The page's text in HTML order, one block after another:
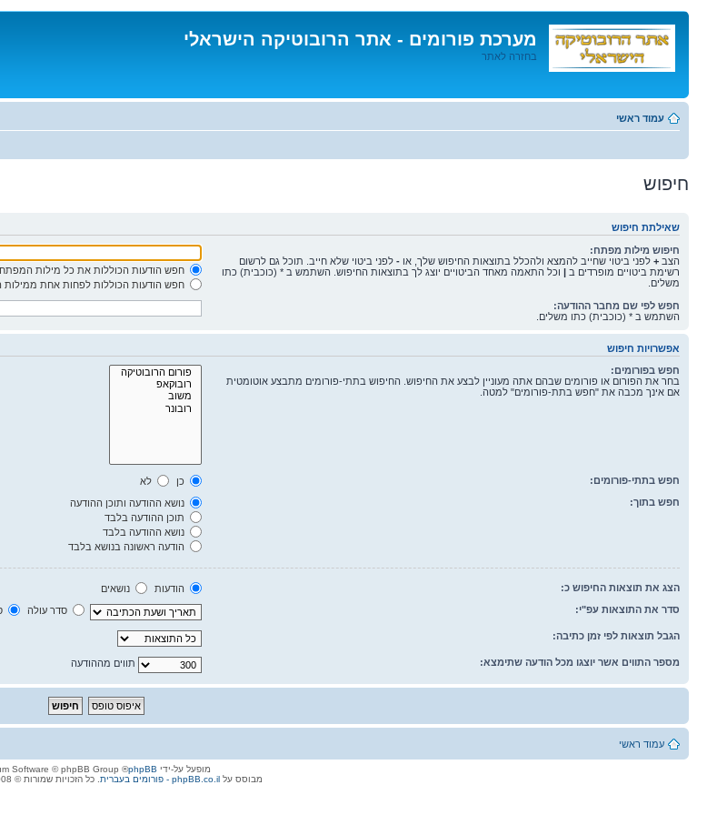
מערכת פורומים - אתר הרובוטיקה הישראלי
בחזרה לאתר
לתוכן
עמוד ראשי
חיפוש
שאילתת חיפוש
חיפוש מילות מפתח:
הצב + לפני ביטוי שחייב להמצא ולהכלל בתוצאות החיפוש שלך, או - לפני ביטוי שלא חייב. תוכל גם לרשום
רשימת ביטויים מופרדים ב | וכל התאמה מאחד הביטויים יוצג לך בתוצאות החיפוש. השתמש ב * (כוכבית) כתו
משלים.
חפש הודעות הכוללות את כל מילות
חפש הודעות הכוללות לפחות אחת
חפש לפי שם מחבר ההודעה:
השתמש ב * (כוכבית) כתו משלים.
אפשרויות חיפוש
חפש בפורומים:
בחר את הפורום או פורומים שבהם אתה מעוניין לבצע את החיפוש. החיפוש בתתי-פורומים מתבצע אוטומטית
אם אינך מכבה את "חפש בתת-פורומים" למטה.
חפש בתתי-פורומים: כן
לא
חפש בתוך:
נושא ההודעה ותוכן ההודעה
תוכן ההודעה בלבד
נושא ההודעה בלבד
הודעה ראשונה בנושא בלבד
הצג את תוצאות החיפוש כ: הודעות
נושאים
סדר את התוצאות עפ"י:
סדר עולה
הגבל תוצאות לפי זמן כתיבה:
מספר התווים אשר יוצגו מכל הודעה שתימצא: תווים מההודעה
עמוד ראשי
מופעל על-ידי phpBB
® Forum Software © phpBB Group
מבוסס עלphpBB.co.il - פורומים בעברית . כל הזכויות שמורות © 2008 - phpBB.co.il.